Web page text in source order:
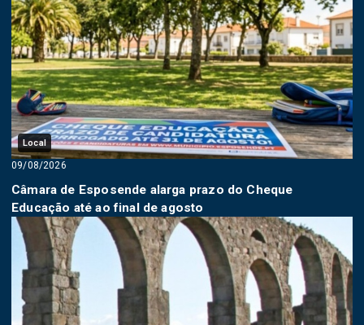
Local
09/08/2026
Câmara de Esposende alarga prazo do Cheque
Educação até ao final de agosto